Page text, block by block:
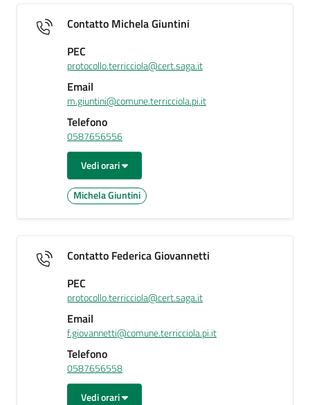
Contatto Michela Giuntini
PEC
protocollo.terricciola@cert.saga.it
Email
m.giuntini@comune.terricciola.pi.it
Telefono
0587656556
Vedi orari
Michela Giuntini
Contatto Federica Giovannetti
PEC
protocollo.terricciola@cert.saga.it
Email
f.giovannetti@comune.terricciola.pi.it
Telefono
0587656558
Vedi orari